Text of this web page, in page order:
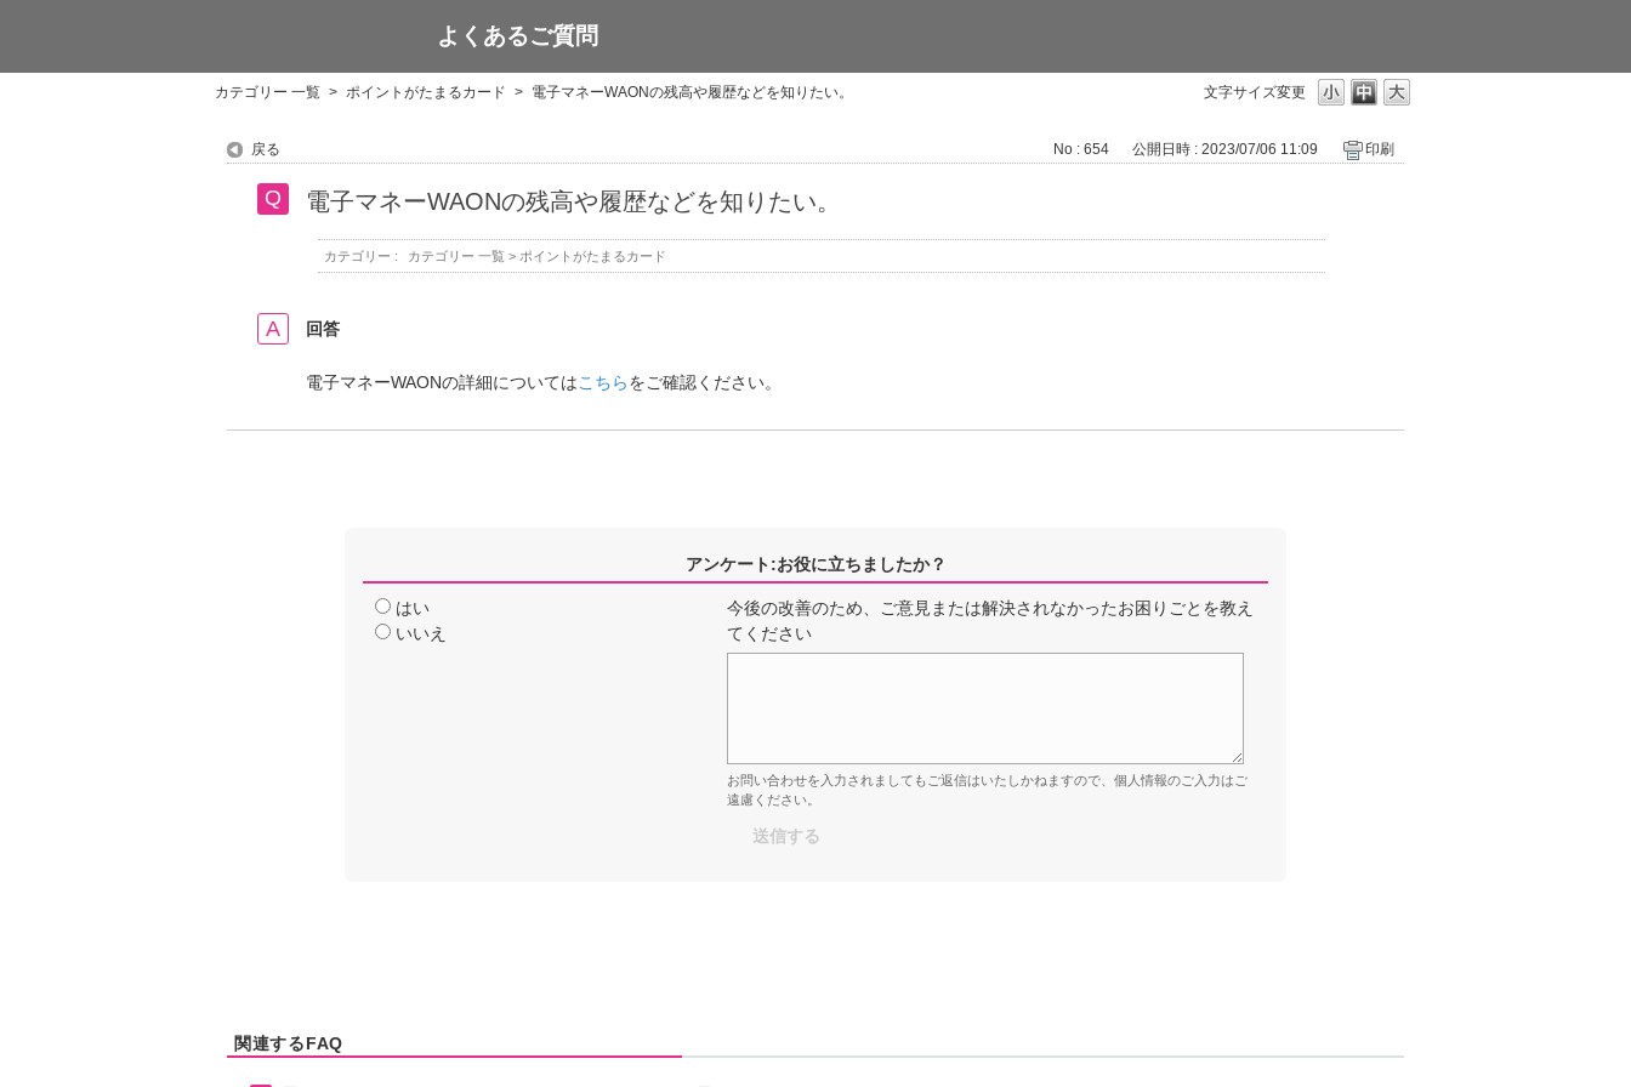
WAON POINT
よくあるご質問
文字サイズ変更
カテゴリー 一覧 > ポイントがたまるカード > 電子マネーWAONの残高や履歴などを知りたい。
戻る No : 654 公開日時 : 2023/07/06 11:09 印刷
電子マネーWAONの残高や履歴などを知りたい。
カテゴリー : カテゴリー 一覧 > ポイントがたまるカード
回答
電子マネーWAONの詳細についてはこちらをご確認ください。
アンケート:お役に立ちましたか？
はい
いいえ
今後の改善のため、ご意見または解決されなかったお困りごとを教え
てください
お問い合わせを入力されましてもご返信はいたしかねますので、個人情報のご入力はご
遠慮ください。
関連するFAQ